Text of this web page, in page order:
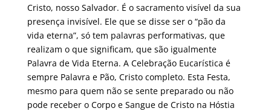
Cristo, nosso Salvador. É o sacramento visível da sua
presença invisível. Ele que se disse ser o “pão da
vida eterna”, só tem palavras performativas, que
realizam o que significam, que são igualmente
Palavra de Vida Eterna. A Celebração Eucarística é
sempre Palavra e Pão, Cristo completo. Esta Festa,
mesmo para quem não se sente preparado ou não
pode receber o Corpo e Sangue de Cristo na Hóstia